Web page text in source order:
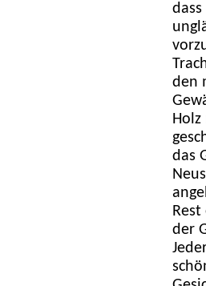
den
das
der